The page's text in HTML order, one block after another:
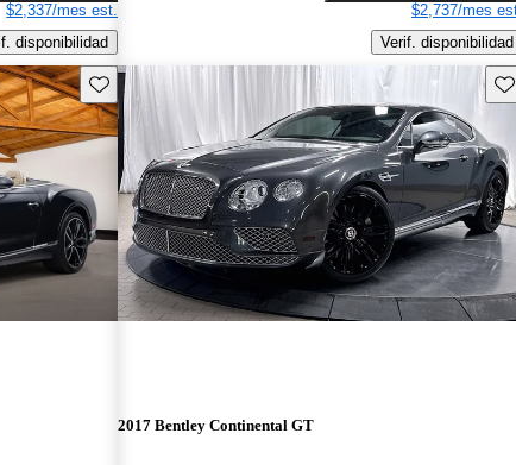
$2,337/mes est.
disponibilidad
$2,737/mes
Verif. disponibilidad
Guarda este Aviso
2017 Bentley Continental GT